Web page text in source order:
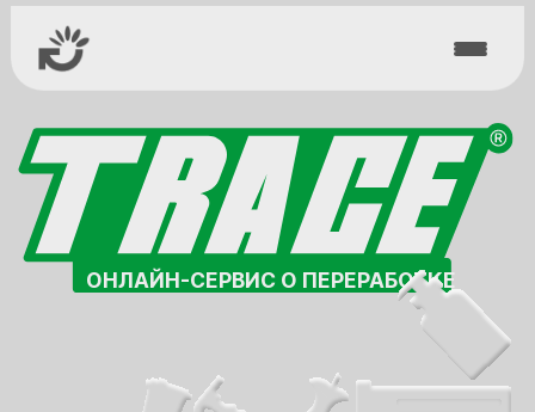
ОНЛАЙН-СЕРВИС О ПЕРЕРАБОТКЕ